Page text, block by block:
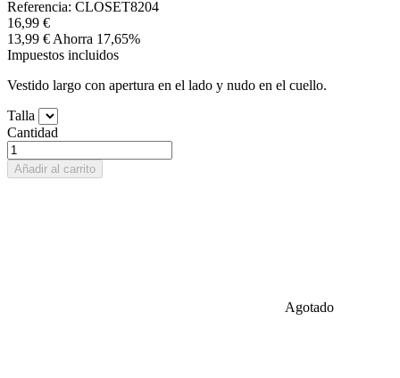
Referencia: CLOSET8204
16,99 €
13,99 €Ahorra 17,65%
Impuestos incluidos
Vestido largo con apertura en el lado y nudo en el cuello.
Talla
Cantidad
Añadir al carrito
Agotado